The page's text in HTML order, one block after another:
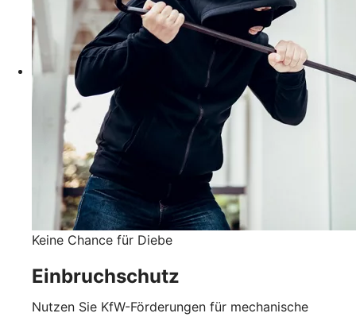
Keine Chance für Diebe
Einbruchschutz
Nutzen Sie KfW-Förderungen für mechanische